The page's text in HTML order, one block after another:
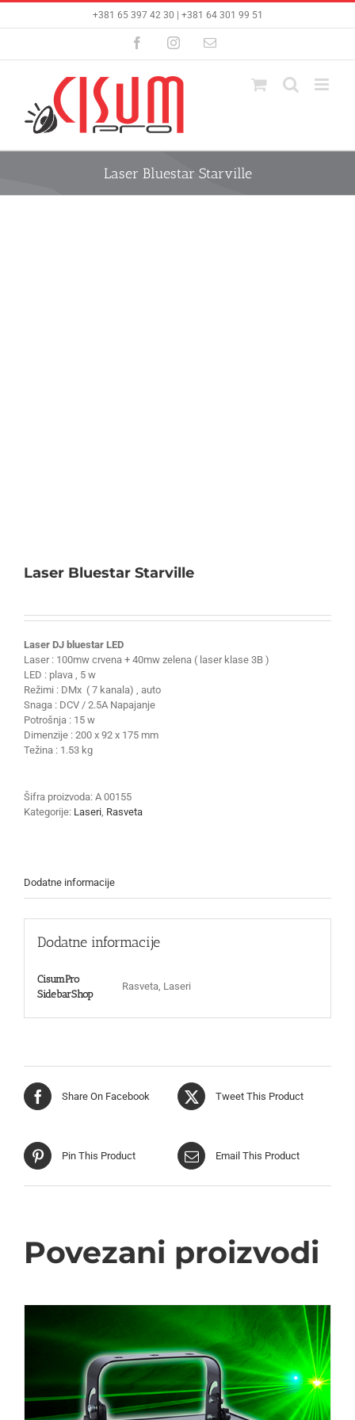
+381 65 397 42 30 | +381 64 301 99 51
FacebookInstagramEmail
Laser Bluestar Starville
Laser Bluestar Starville
Laser DJ bluestar LED
Laser : 100mw crvena + 40mw zelena ( laser klase 3B )
LED : plava , 5 w
Režimi : DMx ( 7 kanala) , auto
Snaga : DCV / 2.5A Napajanje
Potrošnja : 15 w
Dimenzije : 200 x 92 x 175 mm
Težina : 1.53 kg
Šifra proizvoda: A 00155
Kategorije: Laseri, Rasveta
Dodatne informacije
Dodatne informacije
CisumPro
SidebarShop
Rasveta, Laseri
Share On Facebook Tweet This Product
Pin This Product Email This Product
Povezani proizvodi